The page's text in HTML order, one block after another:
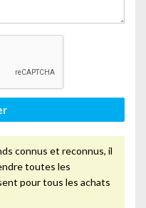
connus et reconnus, il
toutes les
pour tous les achats